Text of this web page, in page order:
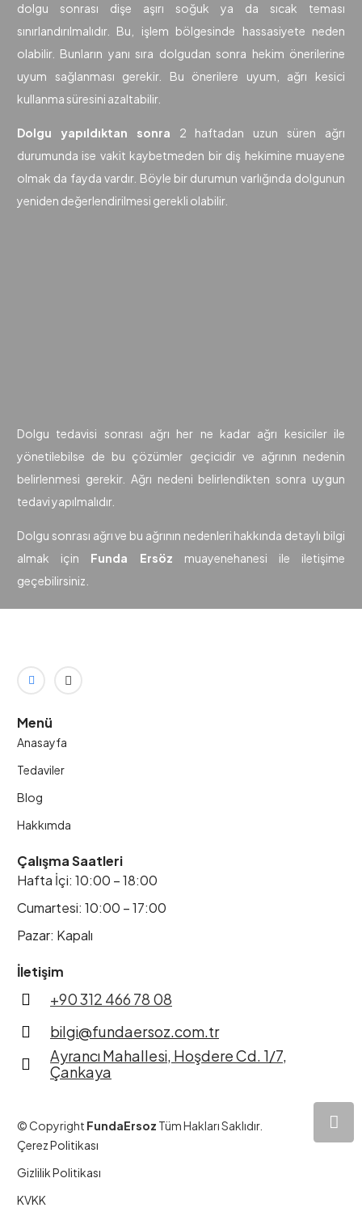
dolgu sonrası dişe aşırı soğuk ya da sıcak teması
sınırlandırılmalıdır. Bu, işlem bölgesinde hassasiyete neden
olabilir. Bunların yanı sıra dolgudan sonra hekim önerilerine
uyum sağlanması gerekir. Bu önerilere uyum, ağrı kesici
kullanma süresini azaltabilir.
Dolgu yapıldıktan sonra 2 haftadan uzun süren ağrı
durumunda ise vakit kaybetmeden bir diş hekimine muayene
olmak da fayda vardır. Böyle bir durumun varlığında dolgunun
yeniden değerlendirilmesi gerekli olabilir.
Dolgu tedavisi sonrası ağrı her ne kadar ağrı kesiciler ile
yönetilebilse de bu çözümler geçicidir ve ağrının nedenin
belirlenmesi gerekir. Ağrı nedeni belirlendikten sonra uygun
tedavi yapılmalıdır.
Dolgu sonrası ağrı ve bu ağrının nedenleri hakkında detaylı bilgi
almak için Funda Ersöz muayenehanesi ile iletişime
geçebilirsiniz.
Menü
Anasayfa
Tedaviler
Blog
Hakkımda
Çalışma Saatleri
Hafta İçi: 10:00 – 18:00
Cumartesi: 10:00 – 17:00
Pazar: Kapalı
İletişim
+90 312 466 78 08
bilgi@fundaersoz.com.tr
Ayrancı Mahallesi, Hoşdere Cd. 1/7,
Çankaya
© Copyright FundaErsoz Tüm Hakları Saklıdır.
Çerez Politikası
Gizlilik Politikası
KVKK